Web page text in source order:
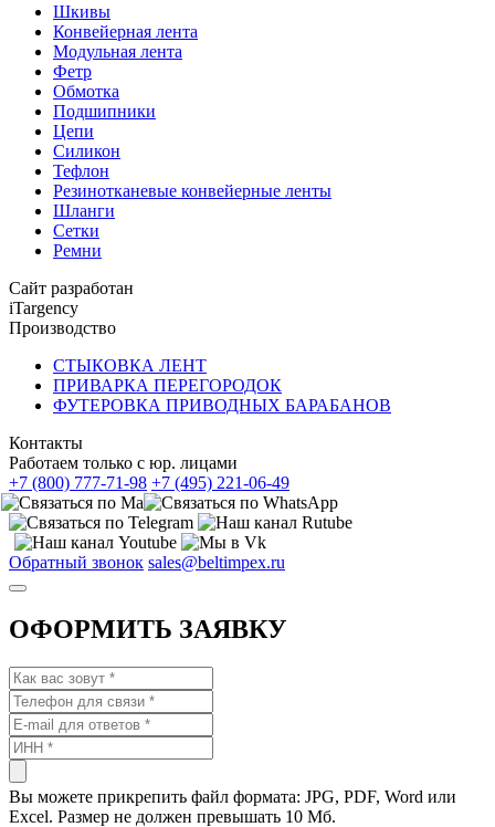
Шкивы
Конвейерная лента
Модульная лента
Фетр
Обмотка
Подшипники
Цепи
Силикон
Тефлон
Резинотканевые конвейерные ленты
Шланги
Сетки
Ремни
Сайт разработан
iTargency
Производство
СТЫКОВКА ЛЕНТ
ПРИВАРКА ПЕРЕГОРОДОК
ФУТЕРОВКА ПРИВОДНЫХ БАРАБАНОВ
Контакты
Работаем только с юр. лицами
+7 (800) 777-71-98 +7 (495) 221-06-49
Обратный звонок sales@beltimpex.ru
ОФОРМИТЬ ЗАЯВКУ
Вы можете прикрепить файл формата: JPG, PDF, Word или
Excel. Размер не должен превышать 10 Мб.